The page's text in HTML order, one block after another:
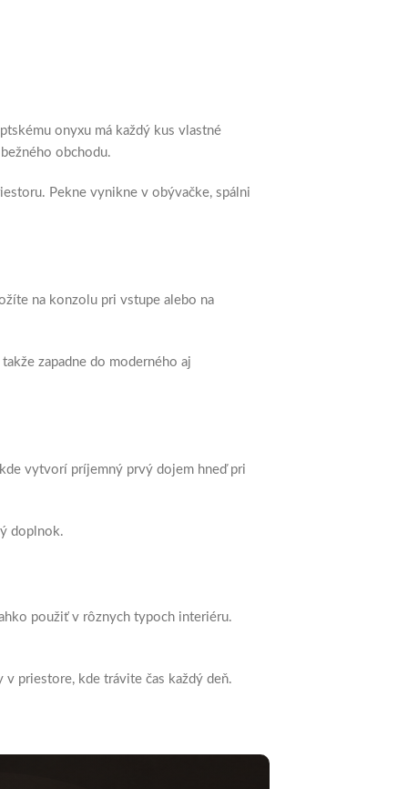
onyxu má každý kus vlastné
obchodu.
Pekne vynikne v obývačke, spálni
na konzolu pri vstupe alebo na
zapadne do moderného aj
vytvorí príjemný prvý dojem hneď pri
doplnok.
použiť v rôznych typoch interiéru.
priestore, kde trávite čas každý deň.